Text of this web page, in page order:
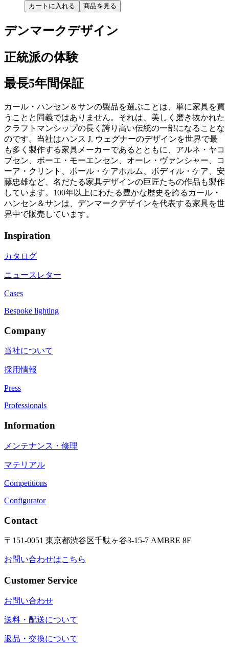
カートに入れる 商品を見る
デンマークデザイン
正統派の体験
最長5年間保証
カール・ハンセン＆サンの製品を選ぶことは、単に家具を買
うことと同義ではありません。それは、美しく磨き抜かれた
クラフトマンシップの長く誇り高い伝統の一部になることな
のです。当社はハンス J. ウェグナーのデザインを世界で最
も多く製作する家具メーカーであるとともに、アルネ・ヤコ
ブセン、ボーエ・モーエンセン、オーレ・ヴァンシャー、コ
ーア・クリント、ポール・ケアホルム、ボディル・ケア、安
藤忠雄など、名だたる家具デザインの巨匠たちの作品も製作
しています。100年以上にわたる豊かな歴史を誇るカール・
ハンセン＆サンは、デンマークデザインを代表する家具を世
界中で販売しています。
Inspiration
カタログ
ニュースレター
Cases
Bespoke lighting
Company
当社について
採用情報
Press
Professionals
Information
メンテナンス・修理
マテリアル
Competitions
Configurator
Contact
〒151-0051 東京都渋谷区千駄ヶ谷3-15-7 AMBRE 8F
お問い合わせはこちら
Customer Service
お問い合わせ
送料・配送について
返品・交換について